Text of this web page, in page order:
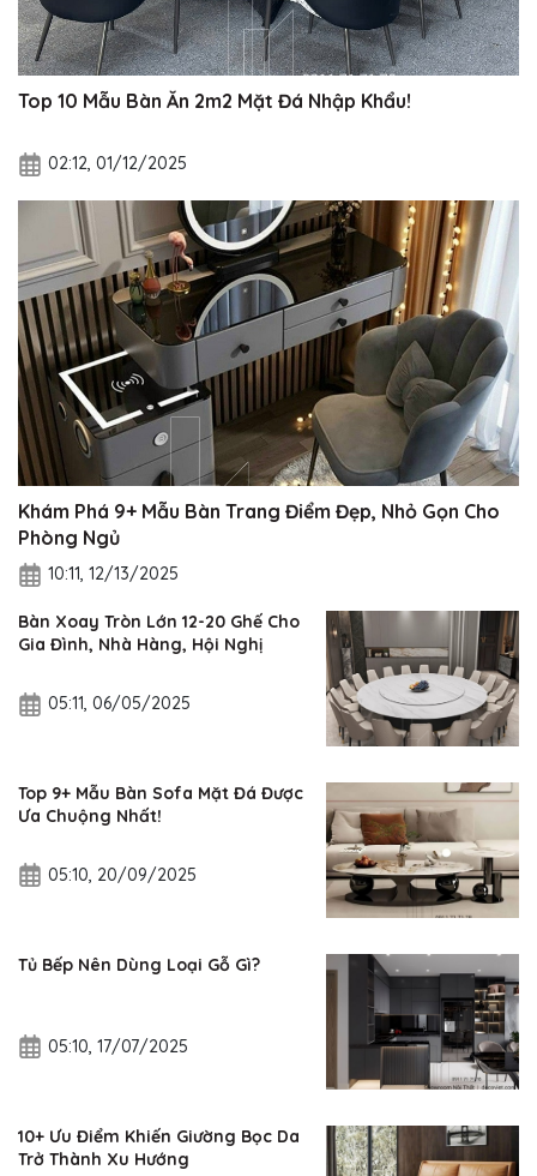
Top 10 Mẫu Bàn Ăn 2m2 Mặt Đá Nhập Khẩu!
02:12, 01/12/2025
Khám Phá 9+ Mẫu Bàn Trang Điểm Đẹp, Nhỏ Gọn Cho
Phòng Ngủ
10:11, 12/13/2025
Bàn Xoay Tròn Lớn 12-20 Ghế Cho
Gia Đình, Nhà Hàng, Hội Nghị
05:11, 06/05/2025
Top 9+ Mẫu Bàn Sofa Mặt Đá Được
Ưa Chuộng Nhất!
05:10, 20/09/2025
Tủ Bếp Nên Dùng Loại Gỗ Gì?
05:10, 17/07/2025
10+ Ưu Điểm Khiến Giường Bọc Da
Trở Thành Xu Hướng